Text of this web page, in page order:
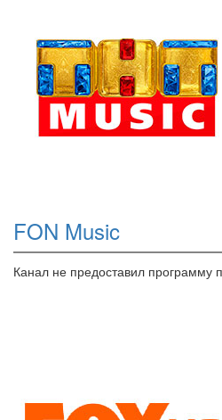
FON Music
Канал не предоставил программу